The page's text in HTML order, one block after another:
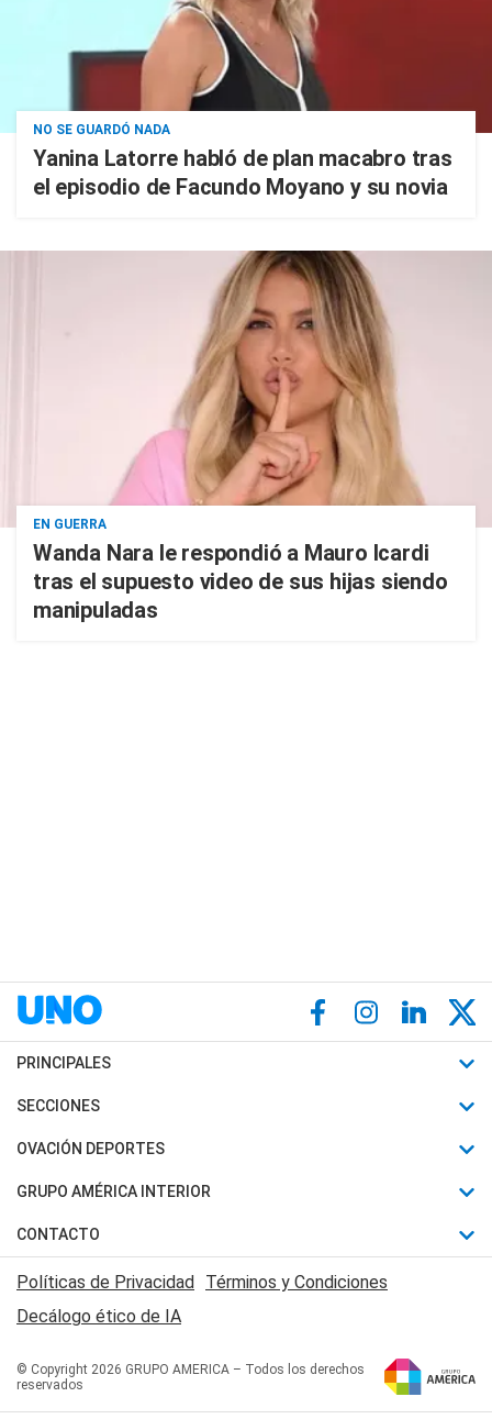
NO SE GUARDÓ NADA
Yanina Latorre habló de plan macabro tras
el episodio de Facundo Moyano y su novia
EN GUERRA
Wanda Nara le respondió a Mauro Icardi
tras el supuesto video de sus hijas siendo
manipuladas
PRINCIPALES
Últimas Noticias
Política
Judiciales
Economia
SECCIONES
Horóscopo
Motores
Trucos caseros
Series y Películas
Edictos y Solicitadas
OVACIÓN DEPORTES
Fútbol
Mundial
Automovilismo
Rugby
Básquet
GRUPO AMÉRICA INTERIOR
Canal 7 en Vivo
San Juan 8
CONTACTO
Acerca de Nosotros
Contactanos
Políticas de Privacidad Términos y Condiciones
Decálogo ético de IA
© Copyright 2026 GRUPO AMERICA – Todos los derechos
reservados